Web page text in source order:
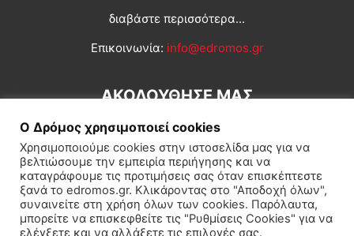
διαβάστε περισσότερα...
Επικοινωνία: info@edromos.gr
ΑΚΟΛΟΥΘΗΣΕ ΜΑΣ
Εγγραφή συνδρομητή Πολιτική Διεθνή Κοινωνία
Ο Δρόμος χρησιμοποιεί cookies
Χρησιμοποιούμε cookies στην ιστοσελίδα μας για να
βελτιώσουμε την εμπειρία περιήγησης και να
καταγράφουμε τις προτιμήσεις σας όταν επισκέπτεστε
ξανά το edromos.gr. Κλικάροντας στο "Αποδοχή όλων",
συναινείτε στη χρήση όλων των cookies. Παρόλαυτα,
μπορείτε να επισκεφθείτε τις "Ρυθμίσεις Cookies" για να
ελέγξετε και να αλλάξετε τις επιλογές σας.